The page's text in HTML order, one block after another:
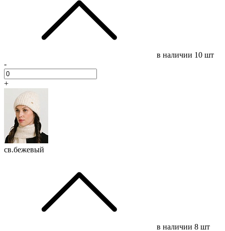
в наличии 10 шт
-
+
св.бежевый
в наличии 8 шт